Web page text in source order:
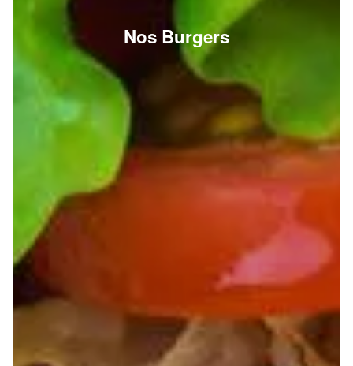
Nos Burgers